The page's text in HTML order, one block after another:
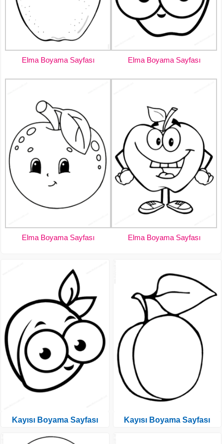
Elma Boyama Sayfası Elma Boyama Sayfası
Elma Boyama Sayfası Elma Boyama Sayfası
Kayısı Boyama Sayfası Kayısı Boyama Sayfası